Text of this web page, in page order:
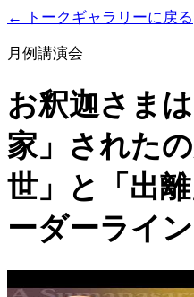
← トークギャラリーに戻る
月例講演会
お釈迦さま
家」された
世」と「出
ーダーライ